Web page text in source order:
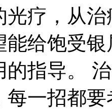
光疗，从
能给饱受
的指导。
每一招都